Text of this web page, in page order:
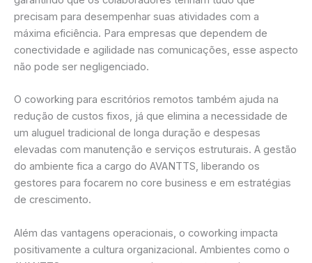
precisam para desempenhar suas atividades com a
máxima eficiência. Para empresas que dependem de
conectividade e agilidade nas comunicações, esse aspecto
não pode ser negligenciado.
O coworking para escritórios remotos também ajuda na
redução de custos fixos, já que elimina a necessidade de
um aluguel tradicional de longa duração e despesas
elevadas com manutenção e serviços estruturais. A gestão
do ambiente fica a cargo do AVANTTS, liberando os
gestores para focarem no core business e em estratégias
de crescimento.
Além das vantagens operacionais, o coworking impacta
positivamente a cultura organizacional. Ambientes como o